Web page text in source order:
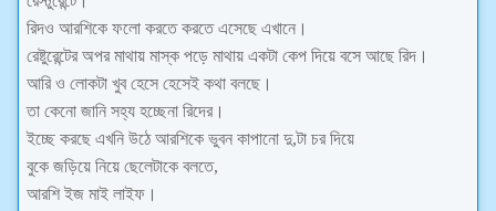
রিদও আরশিকে ফলো করতে করতে এসেছে এখানে।
রেষ্টুরেন্টের অপর মাথায় মাস্ক পড়ে মাথায় একটা কেপ দিয়ে বসে আছে রিদ।
আরি ও লোকটা খুব হেসে হেসেই কথা বলছে।
তা কেনো জানি সহ্য হচ্ছেনা রিদের।
ইচ্ছে করছে এখনি উঠে আরশিকে ভুবন কাপানো দু,টা চর দিয়ে
বুকে জড়িয়ে নিয়ে ছেলেটাকে বলতে,
আরশি ইজ মাই লাইফ।